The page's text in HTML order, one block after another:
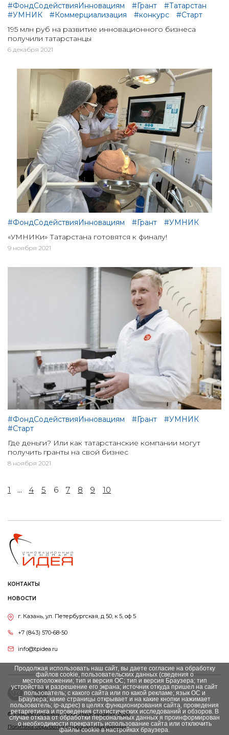
#ФондСодействияИнновациям #Грант
#Татарстан
#УМНИК
#Коммерциализация #конкурс
#Старт
195 млн руб на развитие инновационного бизнеса
получили татарстанцы
6 декабря 2021
#ФондСодействияИнновациям #Грант
#УМНИК
«УМНИКи» Татарстана готовятся к финалу!
9 ноября 2021
#ФондСодействияИнновациям #Грант
#УМНИК
#Старт
Где деньги? Или как татарстанские компании могут
получить гранты на свой бизнес
8 ноября 2021
1 ... 4 5 6 7 8 9 10
КОНТАКТЫ
НОВОСТИ
г. Казань, ул. Петербургская, д 50, к 5, оф 5
+7 (843) 570-68-50
info@tpidea.ru
© Инновационный Tехнопарк «Идея», 2026
Политика обработки персональных данных
Продолжая использовать наш сайт, вы даете согласие на обработку
файлов cookie, пользовательских данных (сведения о
местоположении; тип и версия ОС; тип и версия Браузера; тип
устройства и разрешение его экрана; источник откуда пришел на сайт
пользователь; с какого сайта или по какой рекламе; язык ОС и
Браузера; какие страницы открывает и на какие кнопки нажимает
пользователь; ip-адрес) в целях функционирования сайта, проведения
ретаргетинга и проведения статистических исследований и обзоров. В
случае отказа от обработки персональных данных я проинформирован
о необходимости прекратить использование сайта или отключить
файлы cookie в настройках браузера.